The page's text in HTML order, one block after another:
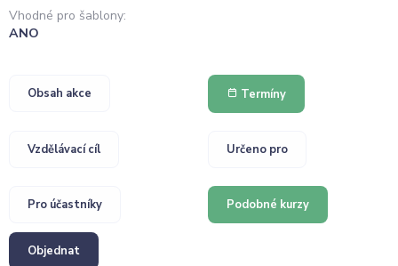
Vhodné pro šablony:
ANO
Obsah akce Termíny
Vzdělávací cíl Určeno pro
Pro účastníky Podobné kurzy
Objednat